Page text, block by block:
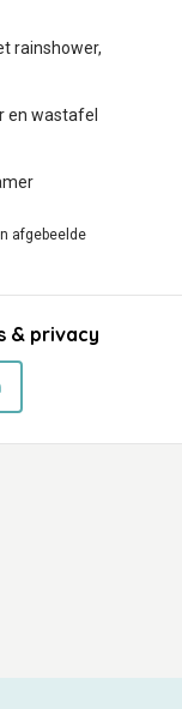
rainshower,
en wastafel
afgebeelde
& privacy